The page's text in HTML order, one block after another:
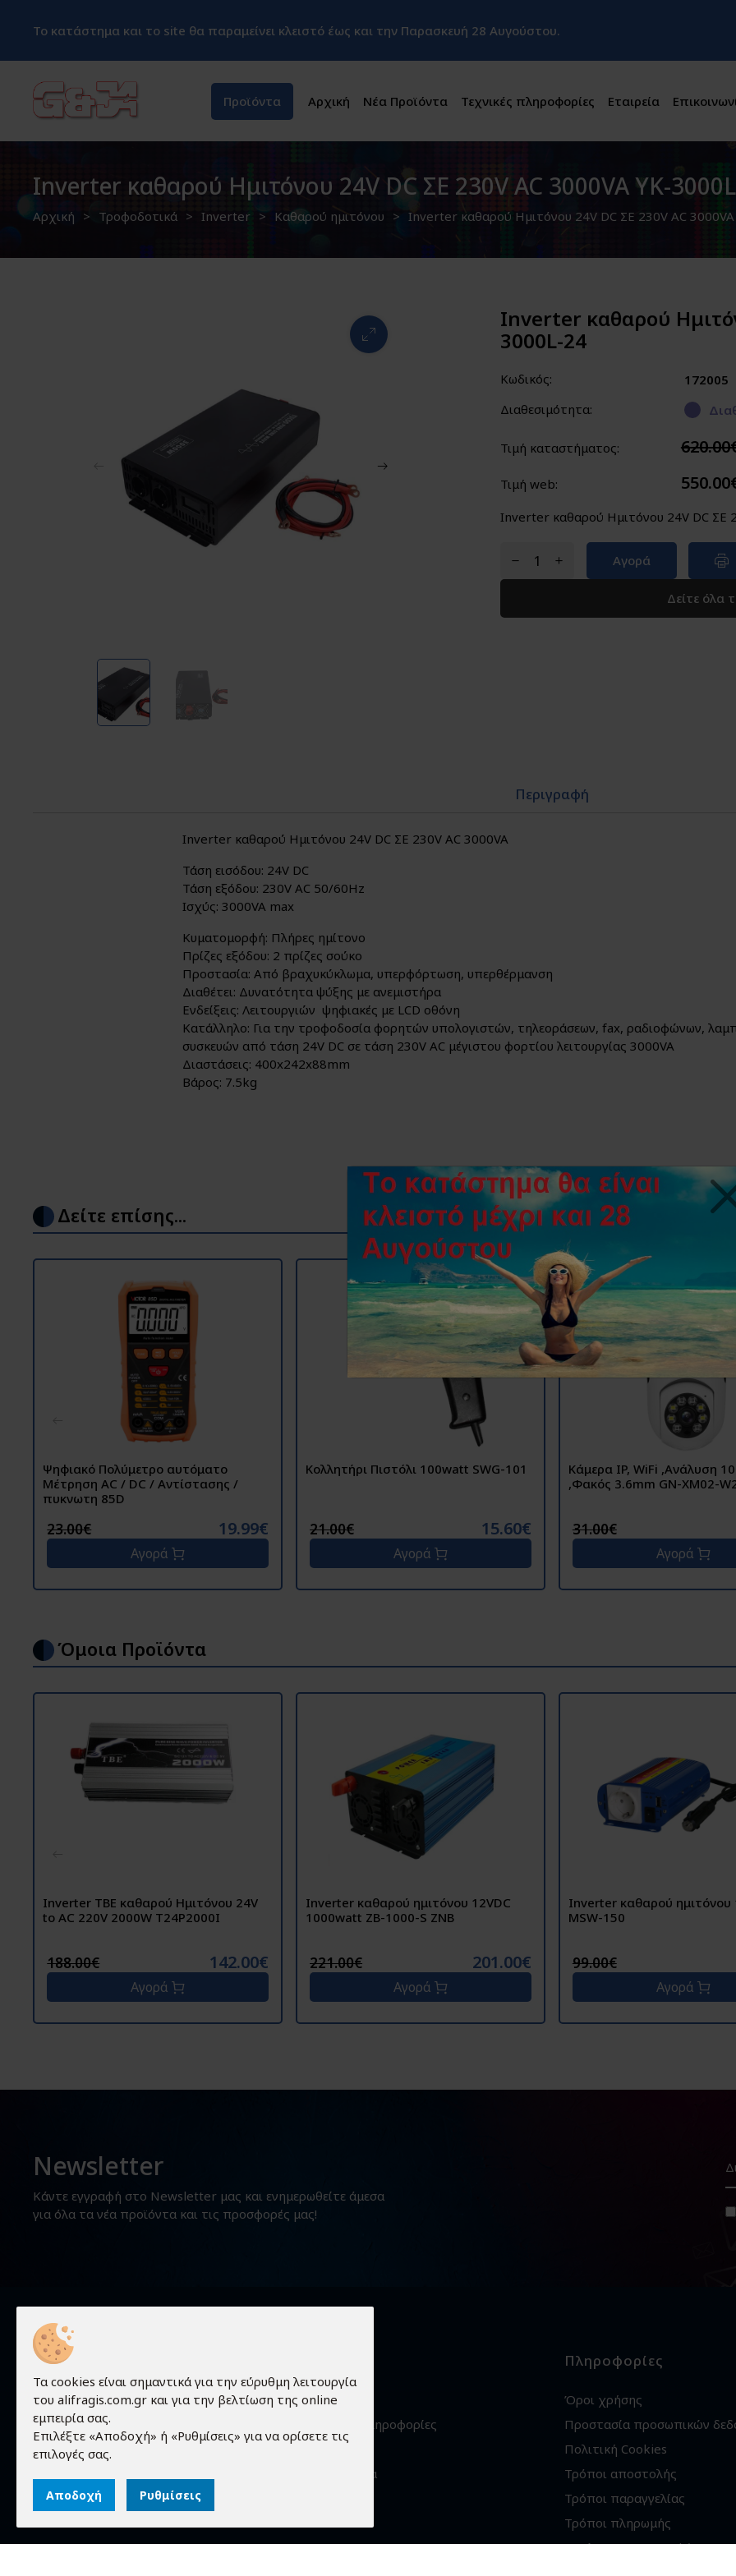
Το κατάστημα και το site θα παραμείνει κλειστό έως και την Παρασκευή 28 Αυγούστου.
Προϊόντα Αρχική Νέα Προϊόντα Τεχνικές πληροφορίες Εταιρεία
Inverter καθαρού Ημιτόνου 24V DC ΣΕ 230V AC 3000VA YK-
Αρχική Τροφοδοτικά Inverter Καθαρού ημιτόνου Inverter καθαρού Ημιτόνου 24V DC ΣΕ 230V AC
Inverter καθαρού
3000L-24
Κωδικός:
172005
Διαθεσιμότητα:
Τιμή καταστήματος:
Τιμή web:
Inverter καθαρού Ημιτόνου 24V DC ΣΕ
Αγορά
Δείτε όλα
Περιγραφή
Inverter καθαρού Ημιτόνου 24V DC ΣΕ 230V AC 3000VA
Τάση εισόδου: 24V DC
Τάση εξόδου: 230V AC 50/60Hz
Ισχύς: 3000VA max
Κυματομορφή: Πλήρες ημίτονο
Πρίζες εξόδου: 2 πρίζες σούκο
Προστασία: Από βραχυκύκλωμα, υπερφόρτωση, υπερθέρμανση
Διαθέτει: Δυνατότητα ψύξης με ανεμιστήρα
Ενδείξεις: Λειτουργιών ψηφιακές με LCD οθόνη
Κατάλληλο: Για την τροφοδοσία φορητών υπολογιστών, τηλεοράσεων, fax, ραδιοφώνων,
συσκευών από τάση 24V DC σε τάση 230V ΑC μέγιστου φορτίου λειτουργίας 3000VA
Διαστάσεις: 400x242x88mm
Βάρος: 7.5kg
Δείτε επίσης...
Ψηφιακό Πολύμετρο αυτόματο
Μέτρηση AC / DC / Αντίστασης /
πυκνωτη 85D
23.00€ 19.99€
Αγορά
Κολλητήρι Πιστόλι 100watt SWG-101
21.00€ 15.60€
Αγορά
Κάμερα IP, WiFi ,Ανάλυση
,Φακός 3.6mm GN-XM02-
31.00€
Αγορά
Όμοια Προϊόντα
Inverter TBE καθαρού Ημιτόνου 24V
to AC 220V 2000W T24P2000I
188.00€ 142.00€
Αγορά
Inverter καθαρού ημιτόνου 12VDC
1000watt ZB-1000-S ZNB
221.00€ 201.00€
Αγορά
Inverter καθαρού
MSW-150
99.00€
Αγορά
Newsletter
Κάντε εγγραφή στο Newsletter μας και ενημερωθείτε άμεσα
για όλα τα νέα προϊόντα και τις προσφορές μας!
Τα πάντα γύρω από τον κόσμο των
ηλεκτρονικών!
Προϊόντα
Τεχνικές πληροφορίες
Εταιρεία
Επικοινωνία
Πληροφορίες
Όροι χρήσης
Προστασία προσωπικών
Πολιτική Cookies
Τρόποι αποστολής
Τρόποι παραγγελίας
Τρόποι πληρωμής
Εγγύηση - Επιστροφές
Τα cookies είναι σημαντικά για την εύρυθμη λειτουργία
του alifragis.com.gr και για την βελτίωση της online
εμπειρία σας.
Επιλέξτε «Αποδοχή» ή «Ρυθμίσεις» για να ορίσετε τις
επιλογές σας.
Αποδοχή Ρυθμίσεις